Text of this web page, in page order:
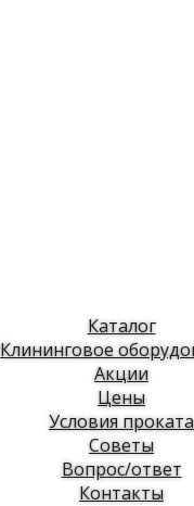
Каталог
Клининговое
Акции
Цены
Условия проката
Советы
Вопрос/ответ
Контакты